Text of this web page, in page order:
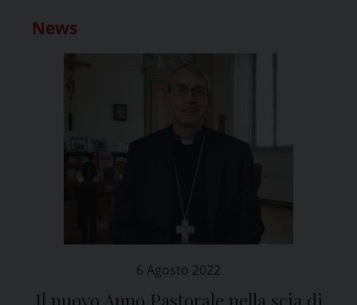
News
6 Agosto 2022
Il nuovo Anno Pastorale nella scia di